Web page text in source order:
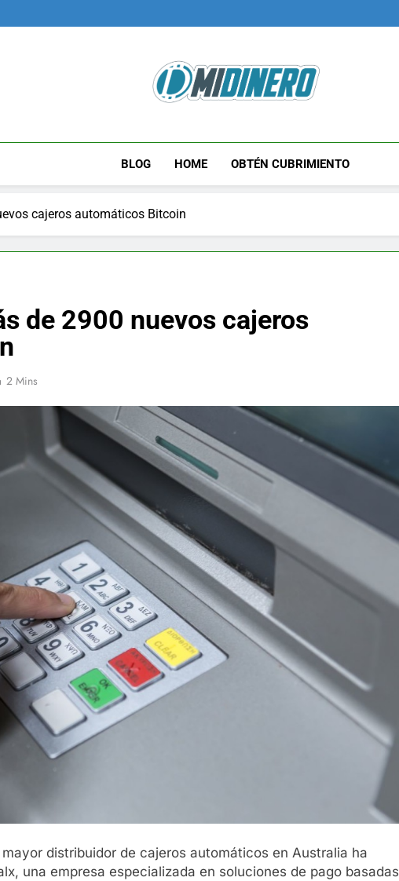
Midinero.co
BLOG HOME OBTÉN CUBRIMIENTO
cajeros automáticos Bitcoin
de 2900 nuevos cajeros
2 Mins
distribuidor de cajeros automáticos en Australia ha
una empresa especializada en soluciones de pago basadas